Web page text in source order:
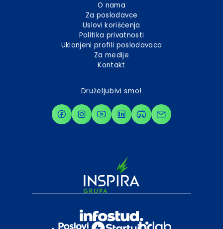
O nama
Za poslodavce
Uslovi korišćenja
Politika privatnosti
Uklonjeni profili poslodavaca
Za medije
Kontakt
Druželjubivi smo!